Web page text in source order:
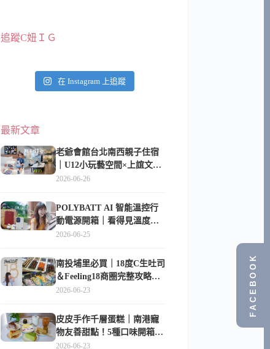
追蹤C妞ＩＧ
在 Instagram 上追蹤
最新文章
老爺會館台北南西親子住宿
｜U12小玩藝空間×上誼文
化，暑假帶孩子這樣玩
2026-06-26
POLYBATT AI 智能溫控行
動電源開箱｜看得見溫度與
電量，外出更安心的
2026-06-25
南投埔里必買｜18度C生吐司
＆Feeling18商圈完整攻略，
在地人帶路這樣逛
2026-06-23
皮皮手作千層蛋糕｜南港寵
物友善甜點！5種口味開箱，
比Lady M便宜一半的台北隱
2026-06-23
FACEBOOK